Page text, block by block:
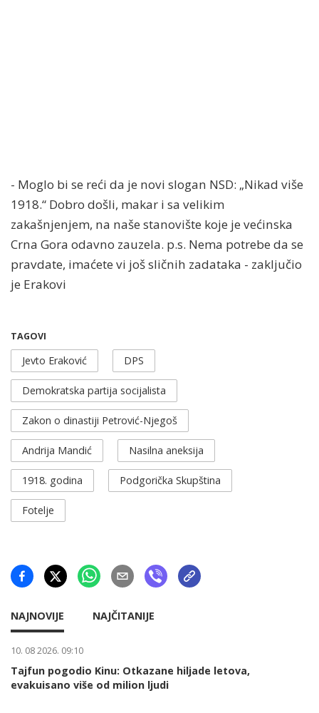
- Moglo bi se reći da je novi slogan NSD: „Nikad više
1918.“ Dobro došli, makar i sa velikim
zakašnjenjem, na naše stanovište koje je većinska
Crna Gora odavno zauzela. p.s. Nema potrebe da se
pravdate, imaćete vi još sličnih zadataka - zaključio
je Erakovi
TAGOVI
Jevto Eraković DPS
Demokratska partija socijalista
Zakon o dinastiji Petrović-Njegoš
Andrija Mandić Nasilna aneksija
1918. godina Podgorička Skupština
Fotelje
NAJNOVIJE NAJČITANIJE
10. 08 2026. 09:10
Tajfun pogodio Kinu: Otkazane hiljade letova,
evakuisano više od milion ljudi